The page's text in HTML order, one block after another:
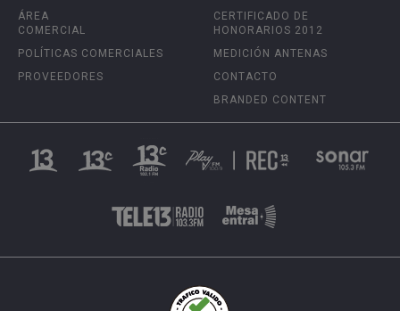
ÁREA
COMERCIAL
POLÍTICAS COMERCIALES
PROVEEDORES
CERTIFICADO DE
HONORARIOS 2012
MEDICIÓN ANTENAS
CONTACTO
BRANDED CONTENT